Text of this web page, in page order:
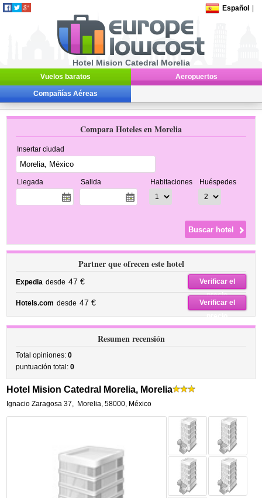
Español
Hotel Mision Catedral Morelia
Vuelos baratos Aeropuertos
Compañías Aéreas
Compara Hoteles en Morelia
Insertar ciudad
Llegada Salida Habitaciones Huéspedes
Partner que ofrecen este hotel
Expedia desde 47 €
Verificar el
precio
Hotels.com desde 47 €
Verificar el
precio
Resumen recensión
Total opiniones:0
puntuación total:0
Hotel Mision Catedral Morelia, Morelia
Ignacio Zaragosa 37, Morelia,58000, México